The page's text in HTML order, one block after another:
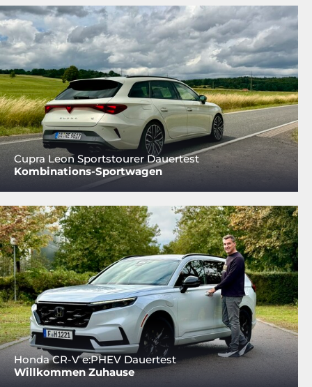
Cupra Leon Sportstourer Dauertest
Kombinations-Sportwagen
Honda CR-V e:PHEV Dauertest
Willkommen Zuhause